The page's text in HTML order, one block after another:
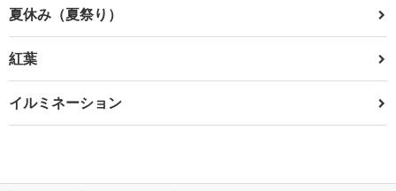
夏休み（夏祭り）
紅葉
イルミネーション